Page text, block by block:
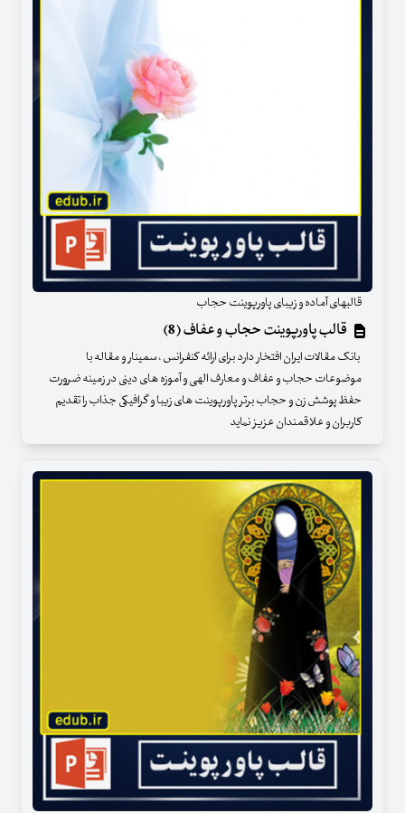
قالبهای آماده و زیبای پاورپوینت حجاب
قالب پاورپوینت حجاب و عفاف (8)
بانک مقالات ایران افتخار دارد برای ارائه کنفرانس ، سمینار و مقاله با
موضوعات حجاب و عفاف و معارف الهی و آموزه های دینی در زمینه ضرورت
حفظ پوشش زن و حجاب برتر پاورپوینت های زیبا و گرافیکی جذاب را تقدیم
کاربران و علاقمندان عزیز نماید